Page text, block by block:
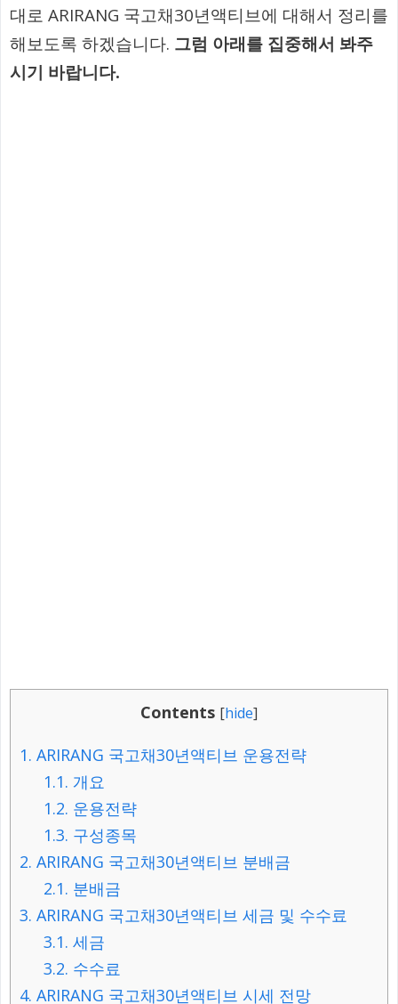
대로 ARIRANG 국고채30년액티브에 대해서 정리를
해보도록 하겠습니다. 그럼 아래를 집중해서 봐주
시기 바랍니다.
Contents [hide]
1. ARIRANG 국고채30년액티브 운용전략
1.1. 개요
1.2. 운용전략
1.3. 구성종목
2. ARIRANG 국고채30년액티브 분배금
2.1. 분배금
3. ARIRANG 국고채30년액티브 세금 및 수수료
3.1. 세금
3.2. 수수료
4. ARIRANG 국고채30년액티브 시세 전망